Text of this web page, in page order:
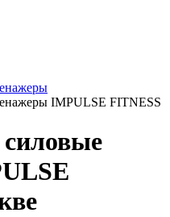
IMPULSE FITNESS